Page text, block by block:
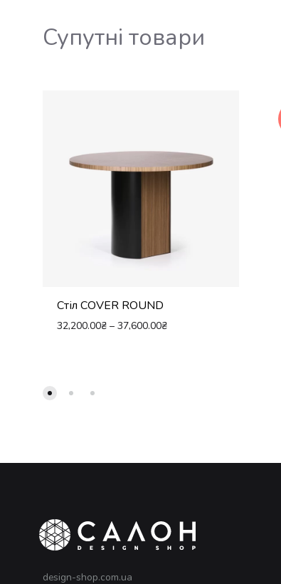
Супутні товари
Стіл COVER ROUND
32,200.00₴ – 37,600.00₴
design-shop.com.ua